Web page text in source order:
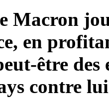
Macron
en
être
contre